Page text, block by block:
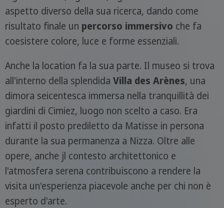
aspetto diverso della sua ricerca, dando come
risultato finale un percorso immersivo che fa
coesistere colore, luce e forme essenziali.
Anche la location fa la sua parte. Il museo si trova
all'interno della splendida Villa des Arènes, una
dimora seicentesca immersa nella tranquillità dei
giardini di Cimiez, luogo non scelto a caso. Era
infatti il posto prediletto da Matisse in persona
durante la sua permanenza a Nizza. Oltre alle
opere, anche jl contesto architettonico e
l'atmosfera serena contribuiscono a rendere la
visita un'esperienza piacevole anche per chi non è
esperto d'arte.